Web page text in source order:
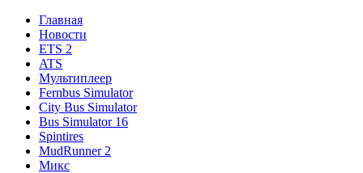
Главная
Новости
ETS 2
ATS
Мультиплеер
Fernbus Simulator
City Bus Simulator
Bus Simulator 16
Spintires
MudRunner 2
Микс